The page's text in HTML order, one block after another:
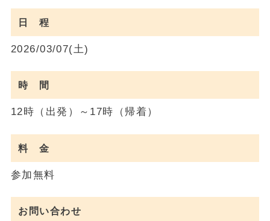
日 程
2026/03/07(土)
時 間
12時（出発）～17時（帰着）
料 金
参加無料
お問い合わせ